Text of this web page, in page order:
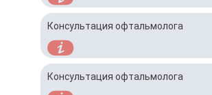
Консультация офтальмолога
Консультация офтальмолога